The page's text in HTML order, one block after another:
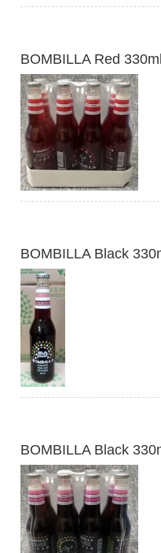
BOMBILLA Red
BOMBILLA Black
BOMBILLA Black